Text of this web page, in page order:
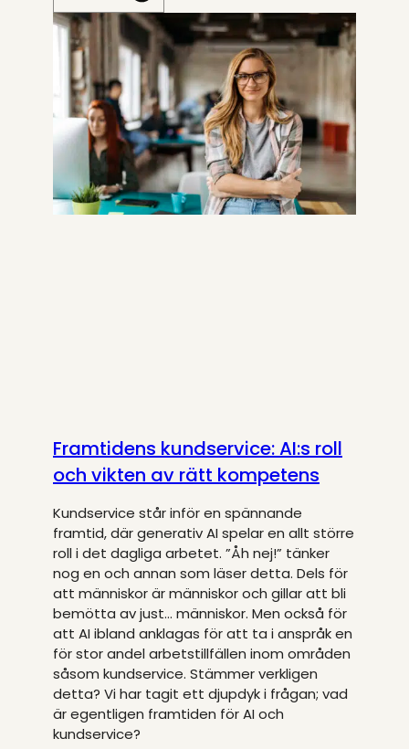
Framtidens kundservice: AI:s roll
och vikten av rätt kompetens
Kundservice står inför en spännande
framtid, där generativ AI spelar en allt större
roll i det dagliga arbetet. ”Åh nej!” tänker
nog en och annan som läser detta. Dels för
att människor är människor och gillar att bli
bemötta av just… människor. Men också för
att AI ibland anklagas för att ta i anspråk en
för stor andel arbetstillfällen inom områden
såsom kundservice. Stämmer verkligen
detta? Vi har tagit ett djupdyk i frågan; vad
är egentligen framtiden för AI och
kundservice?